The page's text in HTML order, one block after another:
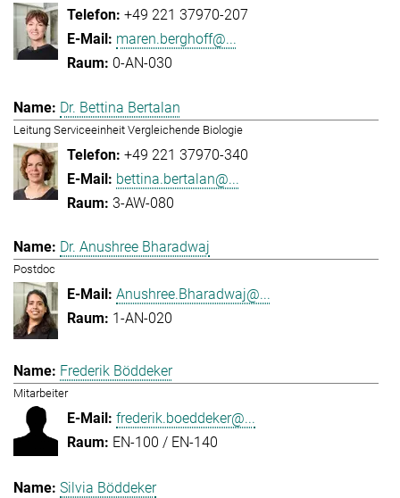
+49 221 37970-207
maren.berghoff@...
0-AN-030
Dr. Bettina Bertalan
Leitung Serviceeinheit Vergleichende Biologie
+49 221 37970-340
bettina.bertalan@...
3-AW-080
Dr. Anushree Bharadwaj
Postdoc
Anushree.Bharadwaj@...
1-AN-020
Frederik Böddeker
Mitarbeiter
frederik.boeddeker@...
EN-100 / EN-140
Silvia Böddeker